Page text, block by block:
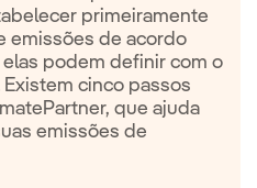
primeiramente
emissões de acordo
podem definir com o
cinco passos
que ajuda
emissões de